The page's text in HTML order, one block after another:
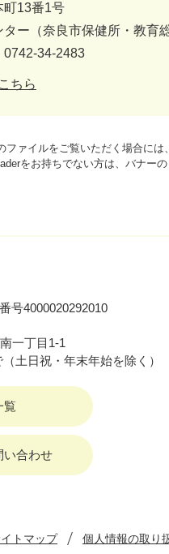
町13番1号
ー（奈良市保健所・教育
0742-34-2483
ちら
ファイルをご覧いただく場合には
をお持ちでない方は、バナー
号4000020292010
一丁目1-1
土日祝・年末年始を除く）
覧
い合わせ
トマップ 個人情報の取り